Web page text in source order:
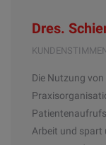
Dres.
Die Nutzung
Arbeit und spart